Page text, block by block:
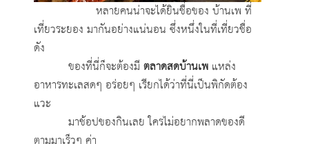
หลายคนน่าจะได้ยินชื่อของ บ้านเพ ที่
เที่ยวระยอง มากันอย่างแน่นอน ซึ่งหนึ่งในที่เที่ยวชื่อ
ดัง
ของที่นี่ก็จะต้องมี ตลาดสดบ้านเพ แหล่ง
อาหารทะเลสดๆ อร่อยๆ เรียกได้ว่าที่นี่เป็นพิกัดต้อง
แวะ
มาช้อปของกินเลย ใครไม่อยากพลาดของดี